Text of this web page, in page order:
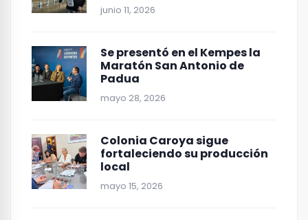
junio 11, 2026
Se presentó en el Kempes la
Maratón San Antonio de
Padua
mayo 28, 2026
Colonia Caroya sigue
fortaleciendo su producción
local
mayo 15, 2026